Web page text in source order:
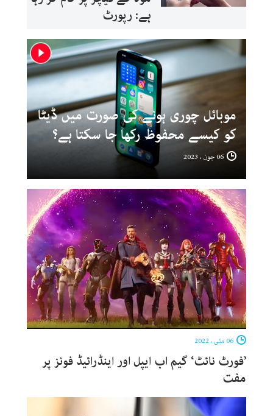
ہے: رپورٹ
موبائل چوری ہونے کی صورت میں ڈیٹا
کو کیسے محفوظ رکھا جا سکتا ہے؟
’فورٹ نائٹ‘ گیم اب ایپل اور اینڈرائیڈ فونز پر
مفت